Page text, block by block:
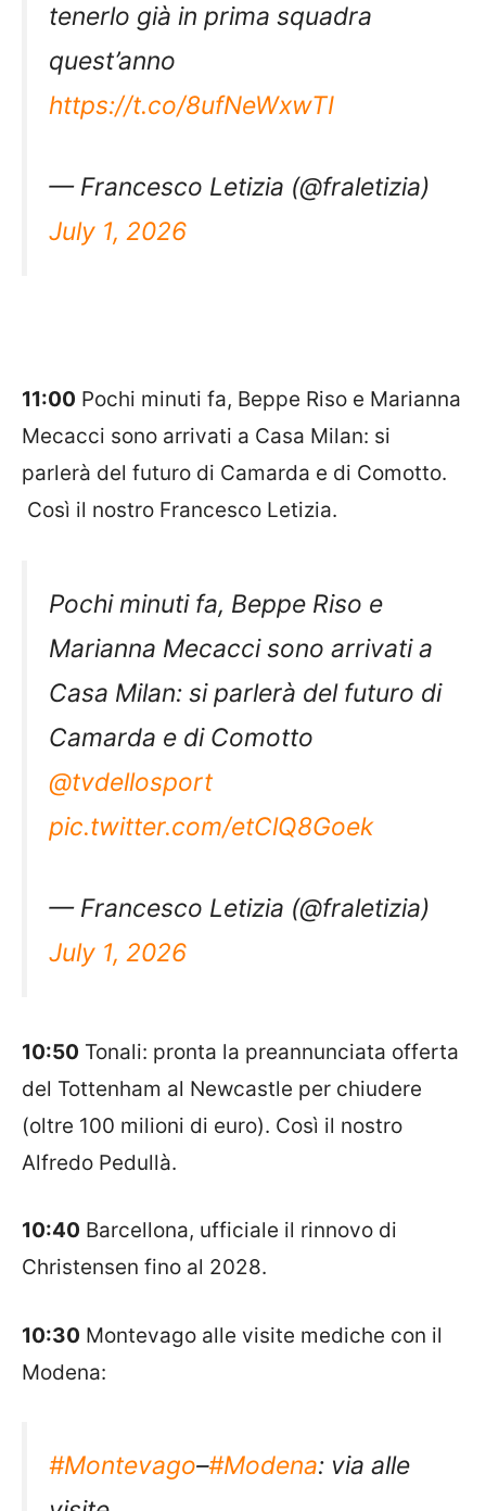
tenerlo già in prima squadra
quest’anno
https://t.co/8ufNeWxwTI
— Francesco Letizia (@fraletizia)
July 1, 2026
11:00 Pochi minuti fa, Beppe Riso e Marianna
Mecacci sono arrivati a Casa Milan: si
parlerà del futuro di Camarda e di Comotto.
Così il nostro Francesco Letizia.
Pochi minuti fa, Beppe Riso e
Marianna Mecacci sono arrivati a
Casa Milan: si parlerà del futuro di
Camarda e di Comotto
@tvdellosport
pic.twitter.com/etClQ8Goek
— Francesco Letizia (@fraletizia)
July 1, 2026
10:50 Tonali: pronta la preannunciata offerta
del Tottenham al Newcastle per chiudere
(oltre 100 milioni di euro). Così il nostro
Alfredo Pedullà.
10:40 Barcellona, ufficiale il rinnovo di
Christensen fino al 2028.
10:30 Montevago alle visite mediche con il
Modena:
#Montevago–#Modena: via alle